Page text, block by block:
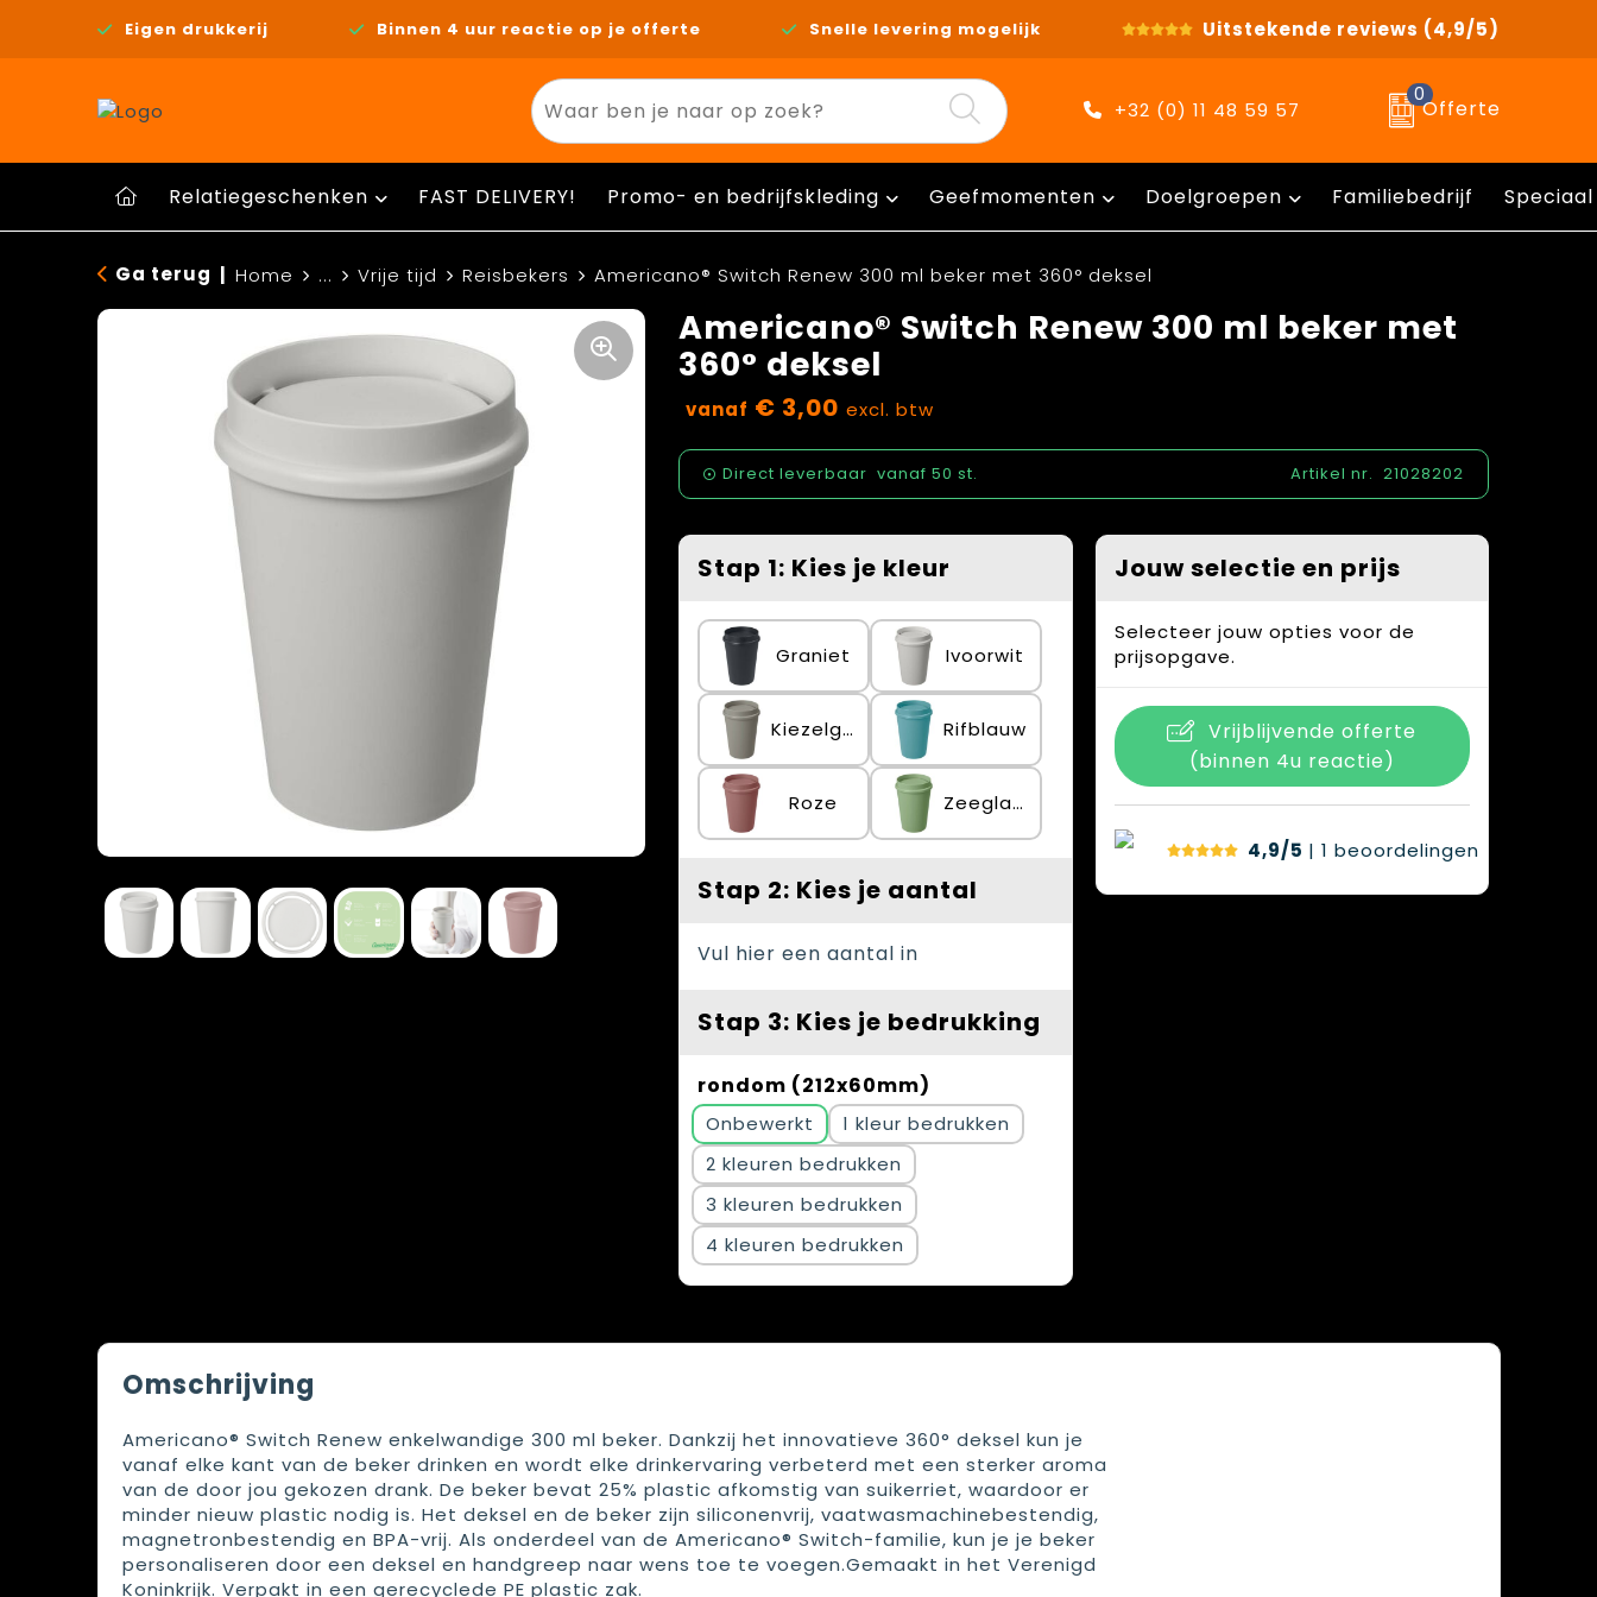
Eigen drukkerij Binnen 4 uur reactie op je offerte Snelle levering mogelijk Uitstekende reviews (4,9/5)
+32 (0) 11 48 59 57
0
Offerte
Relatiegeschenken FAST DELIVERY! Promo- en bedrijfskleding Geefmomenten Doelgroepen Familiebedrijf
Ga terug Home ... Vrije tijd Reisbekers Americano® Switch Renew 300 ml beker met 360° deksel
Americano® Switch Renew 300 ml beker met
360° deksel
vanaf € 3,00 excl. btw
Direct leverbaar vanaf 50 st. Artikel nr. 21028202
Stap 1: Kies je kleur
Graniet Ivoorwit
Kiezelgrijs Rifblauw
Roze Zeeglasgroen
Stap 2: Kies je aantal
Vul hier een aantal in
Stap 3: Kies je bedrukking
rondom (212x60mm)
Onbewerkt
1
2
3
4
Jouw selectie en prijs
Selecteer jouw opties voor de
prijsopgave.
Vrijblijvende offerte
(binnen 4u reactie)
4,9/5 | 1 beoordelingen
Omschrijving
Americano® Switch Renew enkelwandige 300 ml beker. Dankzij het innovatieve 360° deksel kun je
vanaf elke kant van de beker drinken en wordt elke drinkervaring verbeterd met een sterker aroma
van de door jou gekozen drank. De beker bevat 25% plastic afkomstig van suikerriet, waardoor er
minder nieuw plastic nodig is. Het deksel en de beker zijn siliconenvrij, vaatwasmachinebestendig,
magnetronbestendig en BPA-vrij. Als onderdeel van de Americano® Switch-familie, kun je je beker
personaliseren door een deksel en handgreep naar wens toe te voegen.Gemaakt in het Verenigd
Koninkrijk. Verpakt in een gerecyclede PE plastic zak.